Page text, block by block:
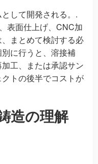
して開発される。.
表面仕上げ、CNC加
まとめて検討する必
に行うと、溶接補
工、または承認サン
トの後半でコストが
造の理解